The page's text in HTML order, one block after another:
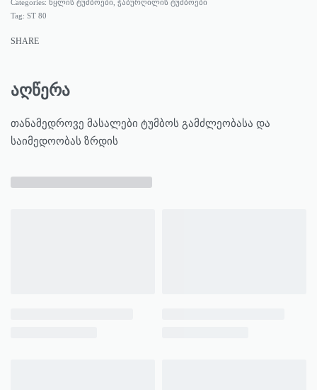
Categories: წყლის ტუმბოები ჭაბურღილის ტუმბოები
Tag: ST 80
SHARE
აღწერა
თანამედროვე მასალები ტუმბოს გამძლეობასა და
საიმედოობას ზრდის